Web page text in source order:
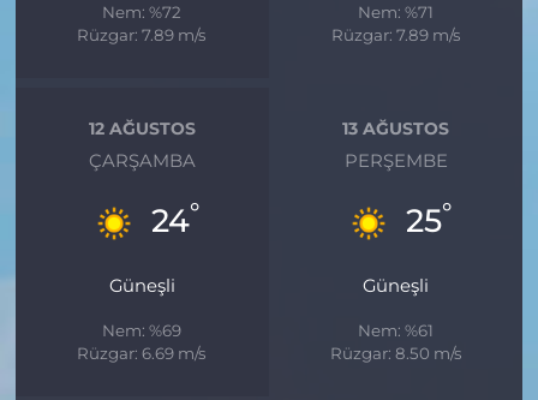
Nem: %72
Rüzgar: 7.89 m/s
Nem: %71
Rüzgar: 7.89 m/s
12 AĞUSTOS
ÇARŞAMBA
24°
Güneşli
Nem: %69
Rüzgar: 6.69 m/s
13 AĞUSTOS
PERŞEMBE
25°
Güneşli
Nem: %61
Rüzgar: 8.50 m/s